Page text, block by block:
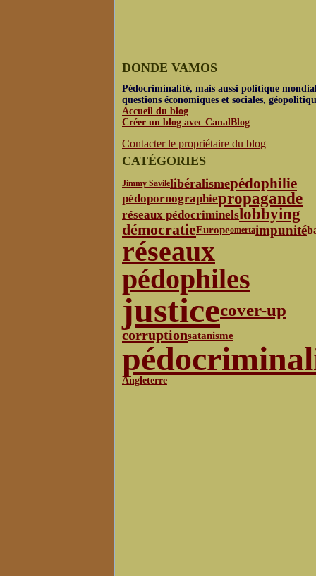
DONDE VAMOS
Pédocriminalité, mais aussi politique
questions économiques et sociales,
Accueil du blog
Créer un blog avec CanalBlog
Contacter le propriétaire du blog
CATÉGORIES
Jimmy Savilelibéralismepédophilie
pédopornographiepropagande
réseaux pédocriminelslobbying
démocratieEuropeomertaimpunité
réseaux
pédophiles
justicecover-up
corruptionsatanisme
Angleterre